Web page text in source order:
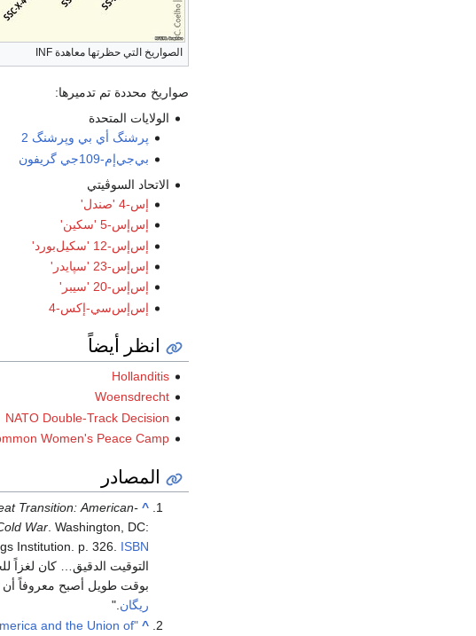
الصواريخ التي حظرتها معاهدة INF
صواريخ محددة تم تدميرها:
الولايات المتحدة
پرشنگ أي بي وپرشنگ 2
بي‌جي‌إم-109جي گريفون
الاتحاد السوڤيتي
إس-4 'صندل'
إس‌إس-5 'سكين'
إس‌إس-12 'سكيل‌بورد'
إس‌إس-23 'سپايدر'
إس‌إس-20 'سيبر'
إس‌إس‌سي-إكس-4
انظر أيضاً
Hollanditis
Woensdrecht
NATO Double-Track Decision
Women's Peace Camp
المصادر
^
Transition: American-
War . Washington, DC:
Institution. p. 326. ISBN
بوقت طويل أصبح معروفاً أن
ريگان
^
and the Union of